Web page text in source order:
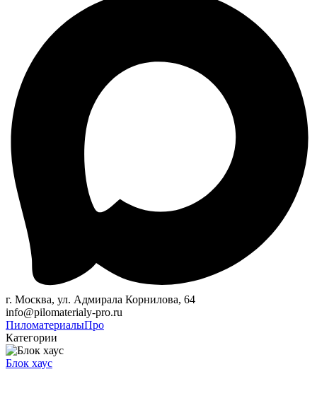
г. Москва, ул. Адмирала Корнилова, 64
info@pilomaterialy-pro.ru
ПиломатериалыПро
Категории
Блок хаус